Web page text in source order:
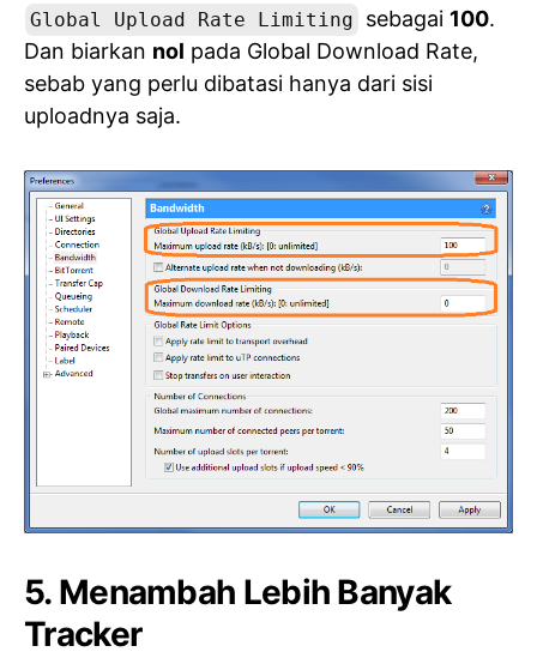
Global Upload Rate Limiting sebagai 100.
Dan biarkan nol pada Global Download Rate,
sebab yang perlu dibatasi hanya dari sisi
uploadnya saja.
5. Menambah Lebih Banyak
Tracker